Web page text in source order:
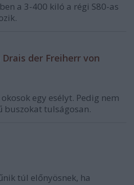
a 3-400 kiló a régi S80-as
der Freiherr von
egy esélyt. Pedig nem
buszokat tulságosan.
túl előnyösnek, ha